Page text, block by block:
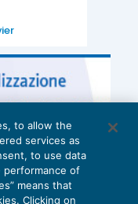
to allow the
services as
to use data
performance of
means that
Clicking on